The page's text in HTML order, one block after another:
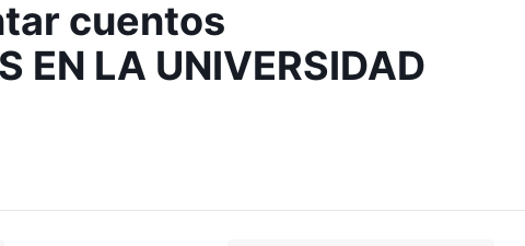
cuentos
EN LA UNIVERSIDAD